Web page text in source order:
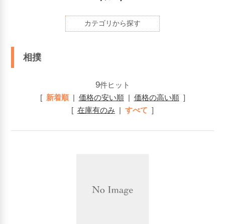
カテゴリから探す
相撲
9件ヒット
[ 新着順| 価格の安い順| 価格の高い順]
[ 在庫有のみ | すべて ]